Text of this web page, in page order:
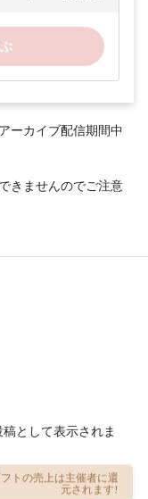
ーカイブ配信期間中
きませんのでご注意
稿として表示されま
トの売上は主催者に還
元されます!